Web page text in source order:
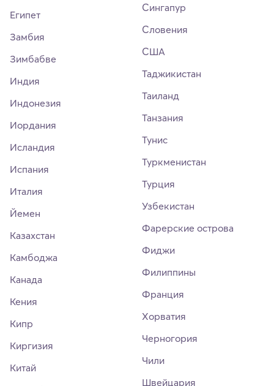
Египет
Замбия
Зимбабве
Индия
Индонезия
Иордания
Исландия
Испания
Италия
Йемен
Казахстан
Камбоджа
Канада
Кения
Кипр
Киргизия
Китай
Сингапур
Словения
США
Таджикистан
Таиланд
Танзания
Тунис
Туркменистан
Турция
Узбекистан
Фарерские острова
Фиджи
Филиппины
Франция
Хорватия
Черногория
Чили
Швейцария